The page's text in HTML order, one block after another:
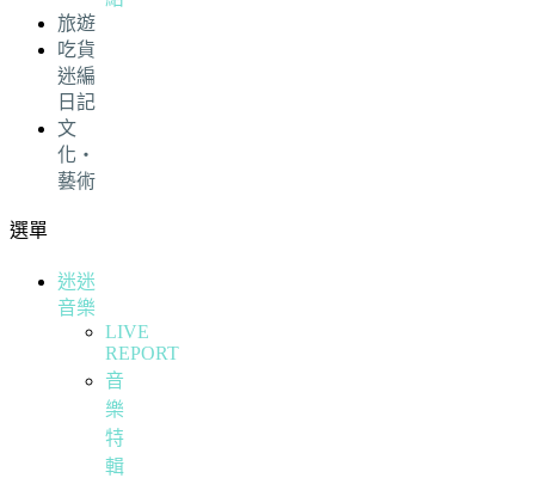
旅遊
吃貨
迷編
日記
文
化・
藝術
選單
迷迷
音樂
LIVE
REPORT
音
樂
特
輯